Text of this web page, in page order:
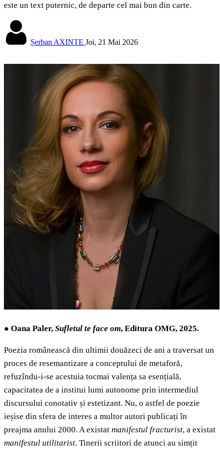
este un text puternic, de departe cel mai bun din carte.
Șerban AXINTE Joi, 21 Mai 2026
● Oana Paler, Sufletul te face om, Editura OMG, 2025.
Poezia românească din ultimii douăzeci de ani a traversat un
proces de resemantizare a conceptului de metaforă,
refuzîndu-i-se acestuia tocmai valența sa esențială,
capacitatea de a institui lumi autonome prin intermediul
discursului conotativ și estetizant. Nu, o astfel de poezie
ieșise din sfera de interes a multor autori publicați în
preajma anului 2000. A existat manifestul fracturist, a existat
manifestul utilitarist. Tinerii scriitori de atunci au simțit